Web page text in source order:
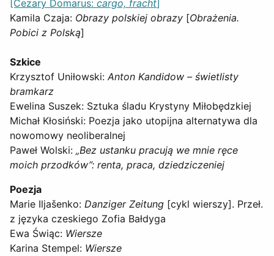
[Cezary Domarus: cargo, fracht]
Kamila Czaja: Obrazy polskiej obrazy [Obrażenia.
Pobici z Polską]
Szkice
Krzysztof Uniłowski: Anton Kandidow – świetlisty
bramkarz
Ewelina Suszek: Sztuka śladu Krystyny Miłobędzkiej
Michał Kłosiński: Poezja jako utopijna alternatywa dla
nowomowy neoliberalnej
Paweł Wolski: „Bez ustanku pracują we mnie ręce
moich przodków”: renta, praca, dziedziczeniej
Poezja
Marie Iljašenko: Danziger Zeitung [cykl wierszy]. Przeł.
z języka czeskiego Zofia Bałdyga
Ewa Świąc: Wiersze
Karina Stempel: Wiersze